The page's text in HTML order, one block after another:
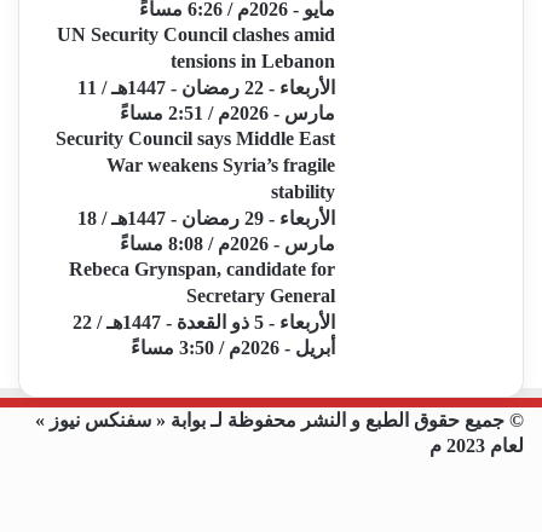
مايو - 2026م / 6:26 مساءً
UN Security Council clashes amid
tensions in Lebanon
الأربعاء - 22 رمضان - 1447هـ / 11
مارس - 2026م / 2:51 مساءً
Security Council says Middle East
War weakens Syria’s fragile
stability
الأربعاء - 29 رمضان - 1447هـ / 18
مارس - 2026م / 8:08 مساءً
Rebeca Grynspan, candidate for
Secretary General
الأربعاء - 5 ذو القعدة - 1447هـ / 22
أبريل - 2026م / 3:50 مساءً
© جميع حقوق الطبع و النشر محفوظة لـ بوابة « سفنكس نيوز »
لعام 2023 م